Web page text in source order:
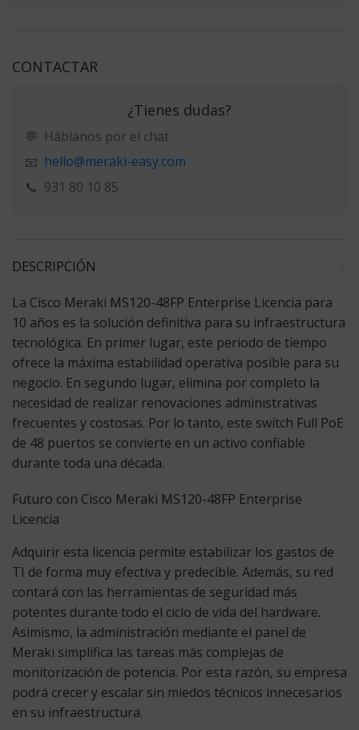
CONTACTAR
¿Tienes dudas?
💬 Háblanos por el chat
📧 hello@meraki-easy.com
📞 931 80 10 85
DESCRIPCIÓN
La Cisco Meraki MS120-48FP Enterprise Licencia para
10 años es la solución definitiva para su infraestructura
tecnológica. En primer lugar, este periodo de tiempo
ofrece la máxima estabilidad operativa posible para su
negocio. En segundo lugar, elimina por completo la
necesidad de realizar renovaciones administrativas
frecuentes y costosas. Por lo tanto, este switch Full PoE
de 48 puertos se convierte en un activo confiable
durante toda una década.
Futuro con Cisco Meraki MS120-48FP Enterprise
Licencia
Adquirir esta licencia permite estabilizar los gastos de
TI de forma muy efectiva y predecible. Además, su red
contará con las herramientas de seguridad más
potentes durante todo el ciclo de vida del hardware.
Asimismo, la administración mediante el panel de
Meraki simplifica las tareas más complejas de
monitorización de potencia. Por esta razón, su empresa
podrá crecer y escalar sin miedos técnicos innecesarios
en su infraestructura.